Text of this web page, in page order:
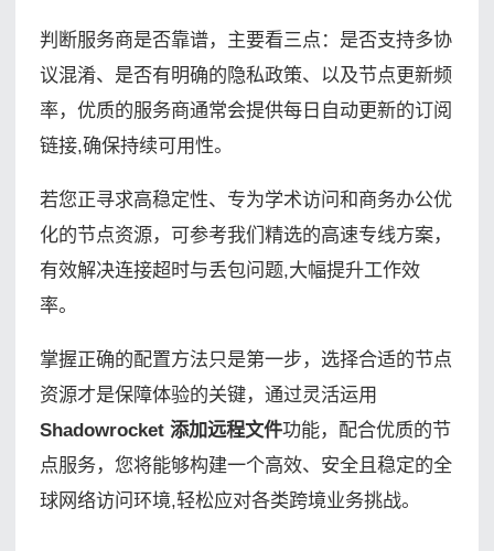
判断服务商是否靠谱，主要看三点：是否支持多协
议混淆、是否有明确的隐私政策、以及节点更新频
率，优质的服务商通常会提供每日自动更新的订阅
链接,确保持续可用性。
若您正寻求高稳定性、专为学术访问和商务办公优
化的节点资源，可参考我们精选的高速专线方案，
有效解决连接超时与丢包问题,大幅提升工作效
率。
掌握正确的配置方法只是第一步，选择合适的节点
资源才是保障体验的关键，通过灵活运用
Shadowrocket 添加远程文件功能，配合优质的节
点服务，您将能够构建一个高效、安全且稳定的全
球网络访问环境,轻松应对各类跨境业务挑战。